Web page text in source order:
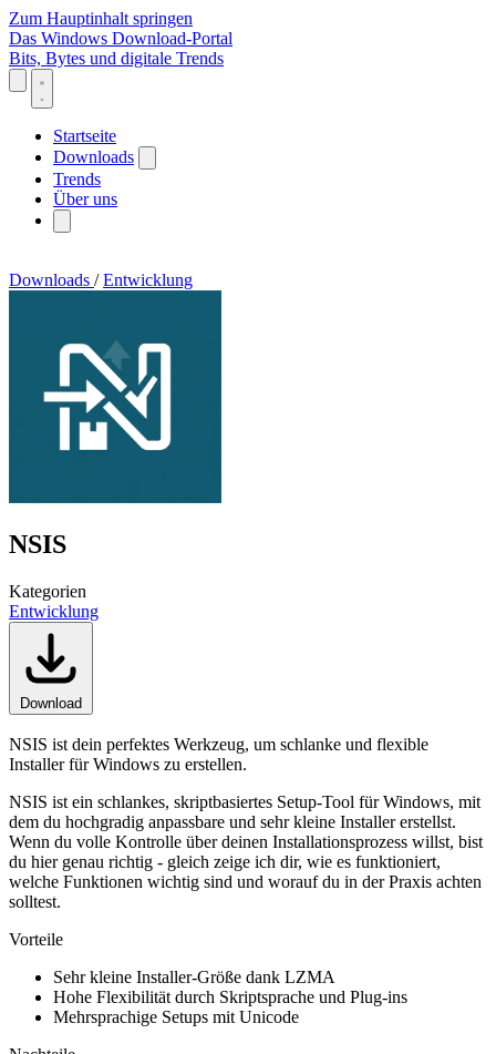
Zum Hauptinhalt springen
Das Windows Download-Portal
Bits, Bytes und digitale Trends
Startseite
Downloads
Trends
Über uns
Downloads / Entwicklung
NSIS
Kategorien
Entwicklung
Download
NSIS ist dein perfektes Werkzeug, um schlanke und flexible
Installer für Windows zu erstellen.
NSIS ist ein schlankes, skriptbasiertes Setup-Tool für Windows, mit
dem du hochgradig anpassbare und sehr kleine Installer erstellst.
Wenn du volle Kontrolle über deinen Installationsprozess willst, bist
du hier genau richtig - gleich zeige ich dir, wie es funktioniert,
welche Funktionen wichtig sind und worauf du in der Praxis achten
solltest.
Vorteile
Sehr kleine Installer-Größe dank LZMA
Hohe Flexibilität durch Skriptsprache und Plug-ins
Mehrsprachige Setups mit Unicode